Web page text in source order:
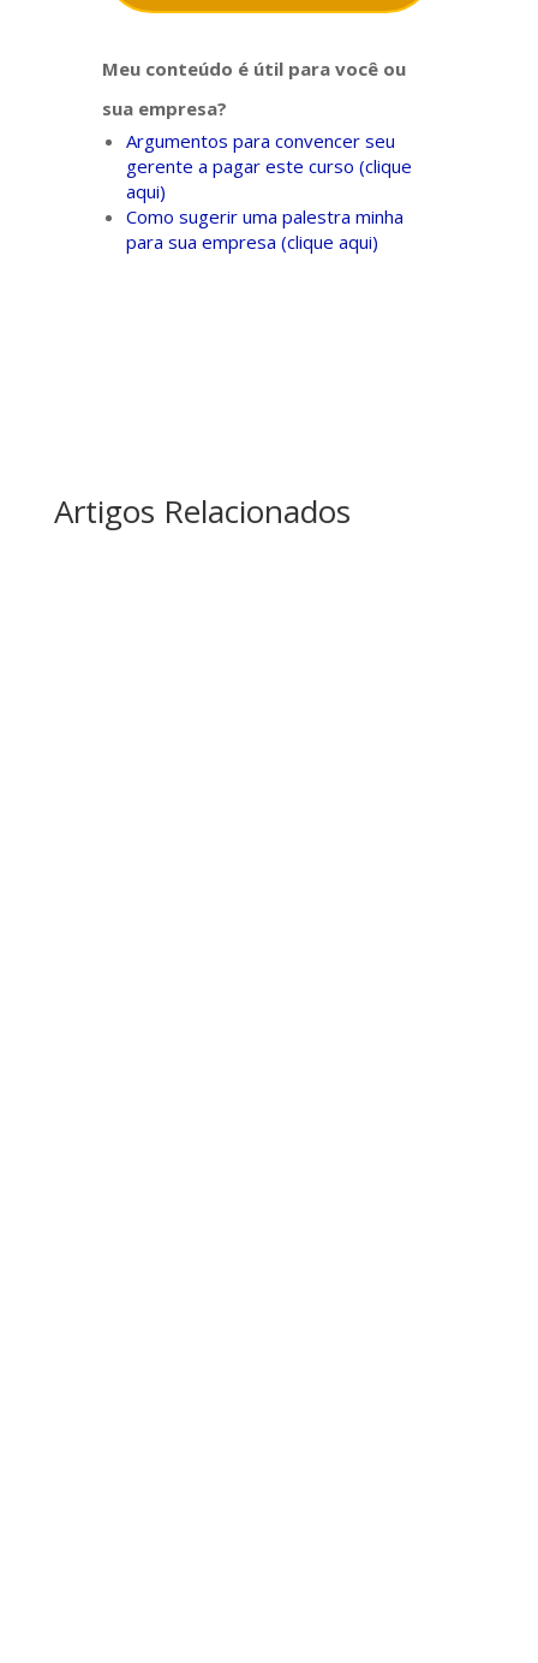
Meu conteúdo é útil para você ou
sua empresa?
Argumentos para convencer seu
gerente a pagar este curso (clique
aqui)
Como sugerir uma palestra minha
para sua empresa (clique aqui)
Artigos Relacionados